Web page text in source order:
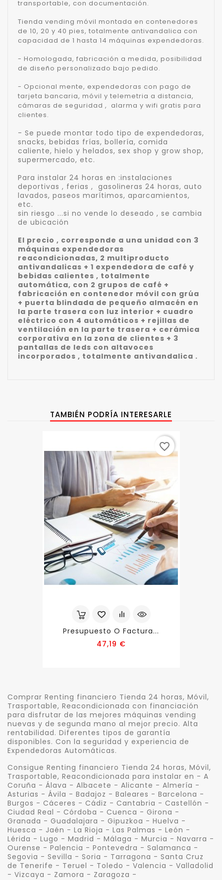
transportable, con documentación.
Tienda vending móvil montada en contenedores
de 10, 20 y 40 pies, totalmente antivandalica con
capacidad de 1 hasta 14 máquinas expendedoras.
- Homologada, fabricación a medida, posibilidad
de diseño personalizado bajo pedido.
- Opcional mente, expendedoras con pago de
tarjeta bancaria, móvil y telemetria a distancia,
cámaras de seguridad , alarma y wifi gratis para
clientes.
- Se puede montar todo tipo de expendedoras,
snacks, bebidas frías, bollería, comida
caliente, hielo y helados, sex shop y grow shop,
supermercado, etc.
Para instalar 24 horas en :instalaciones
deportivas , ferias , gasolineras 24 horas, auto
lavados, paseos marítimos, aparcamientos,
etc.
sin riesgo ...si no vende lo deseado , se cambia
de ubicación
El precio , corresponde a una unidad con 3
máquinas expendedoras
reacondicionadas, 2 multiproducto
antivandalicas + 1 expendedora de café y
bebidas calientes , totalmente
automática, con 2 grupos de café +
fabricación en contenedor móvil con grúa
+ puerta blindada de pequeño almacén en
la parte trasera con luz interior + cuadro
eléctrico con 4 automáticos + rejillas de
ventilación en la parte trasera + cerámica
corporativa en la zona de clientes + 3
pantallas de leds con altavoces
incorporados , totalmente antivandalica .
TAMBIÉN PODRÍA INTERESARLE
Presupuesto O Factura...
47,19 €Precio
favorite_border
Comprar Renting financiero Tienda 24 horas, Móvil,
Trasportable, Reacondicionada con financiación
para disfrutar de las mejores máquinas vending
nuevas y de segunda mano al mejor precio. Alta
rentabilidad. Diferentes tipos de garantía
disponibles. Con la seguridad y experiencia de
Expendedoras Automáticas.
Consigue Renting financiero Tienda 24 horas, Móvil,
Trasportable, Reacondicionada para instalar en - A
Coruña - Álava - Albacete - Alicante - Almería -
Asturias - Ávila - Badajoz - Baleares - Barcelona -
Burgos - Cáceres - Cádiz - Cantabria - Castellón -
Ciudad Real - Córdoba - Cuenca - Girona -
Granada - Guadalajara - Gipuzkoa - Huelva -
Huesca - Jaén - La Rioja - Las Palmas - León -
Lérida - Lugo - Madrid - Málaga - Murcia - Navarra -
Ourense - Palencia - Pontevedra - Salamanca -
Segovia - Sevilla - Soria - Tarragona - Santa Cruz
de Tenerife - Teruel - Toledo - Valencia - Valladolid
- Vizcaya - Zamora - Zaragoza -